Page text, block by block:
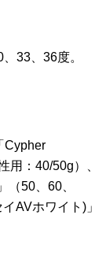
33、36度。
Cypher
用：40/50g）、
（50、60、
AVホワイト)」